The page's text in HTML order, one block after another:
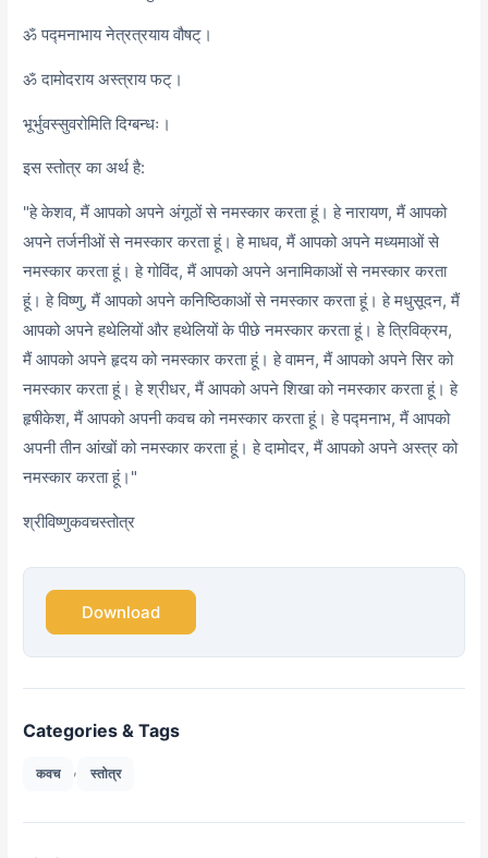
ॐ पद्मनाभाय नेत्रत्रयाय वौषट्।
ॐ दामोदराय अस्त्राय फट्।
भूर्भुवस्सुवरोमिति दिग्बन्धः।
इस स्तोत्र का अर्थ है:
"हे केशव, मैं आपको अपने अंगूठों से नमस्कार करता हूं। हे नारायण, मैं आपको
अपने तर्जनीओं से नमस्कार करता हूं। हे माधव, मैं आपको अपने मध्यमाओं से
नमस्कार करता हूं। हे गोविंद, मैं आपको अपने अनामिकाओं से नमस्कार करता
हूं। हे विष्णु, मैं आपको अपने कनिष्ठिकाओं से नमस्कार करता हूं। हे मधुसूदन, मैं
आपको अपने हथेलियों और हथेलियों के पीछे नमस्कार करता हूं। हे त्रिविक्रम,
मैं आपको अपने हृदय को नमस्कार करता हूं। हे वामन, मैं आपको अपने सिर को
नमस्कार करता हूं। हे श्रीधर, मैं आपको अपने शिखा को नमस्कार करता हूं। हे
हृषीकेश, मैं आपको अपनी कवच को नमस्कार करता हूं। हे पद्मनाभ, मैं आपको
अपनी तीन आंखों को नमस्कार करता हूं। हे दामोदर, मैं आपको अपने अस्त्र को
नमस्कार करता हूं।"
श्रीविष्णुकवचस्तोत्र
Download
Categories & Tags
कवच , स्तोत्र